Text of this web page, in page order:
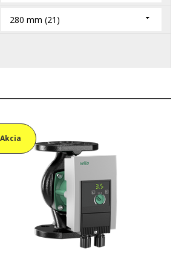
280 mm (21)
Akcia